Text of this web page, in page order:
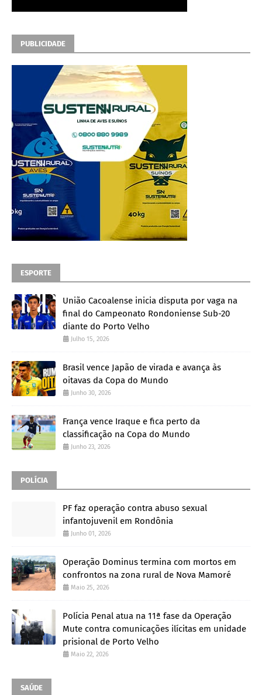
PUBLICIDADE
ESPORTE
União Cacoalense inicia disputa por vaga na
final do Campeonato Rondoniense Sub-20
diante do Porto Velho
Julho 15, 2026
Brasil vence Japão de virada e avança às
oitavas da Copa do Mundo
Junho 30, 2026
França vence Iraque e fica perto da
classificação na Copa do Mundo
Junho 23, 2026
POLÍCIA
PF faz operação contra abuso sexual
infantojuvenil em Rondônia
Junho 01, 2026
Operação Dominus termina com mortos em
confrontos na zona rural de Nova Mamoré
Maio 25, 2026
Polícia Penal atua na 11ª fase da Operação
Mute contra comunicações ilícitas em unidade
prisional de Porto Velho
Maio 22, 2026
SAÚDE